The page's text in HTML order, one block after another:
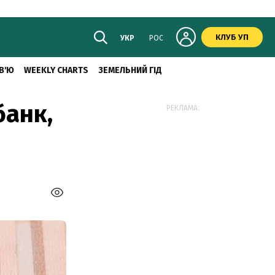
УКР РОС КЛУБ УП
WEEKLY CHARTS ЗЕМЕЛЬНИЙ ГІД
РЕКЛАМА: